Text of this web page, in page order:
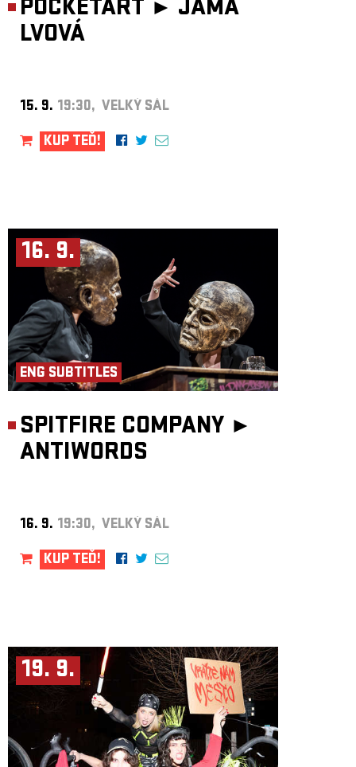
POCKETART ► JÁMA
LVOVÁ
15. 9. 19:30, VELKÝ SÁL
KUP TEĎ!
16. 9.
ENG SUBTITLES
SPITFIRE COMPANY ►
ANTIWORDS
16. 9. 19:30, VELKÝ SÁL
KUP TEĎ!
19. 9.